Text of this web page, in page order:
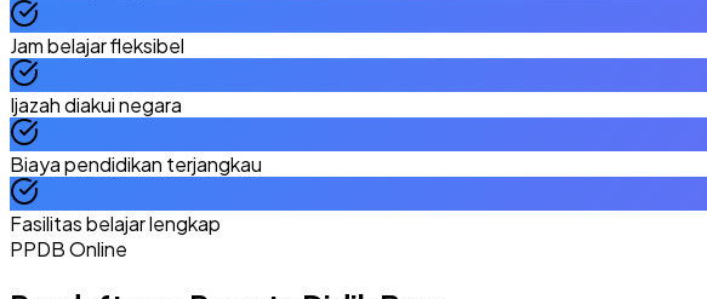
Jam belajar fleksibel
Ijazah diakui negara
Biaya pendidikan terjangkau
Fasilitas belajar lengkap
PPDB Online